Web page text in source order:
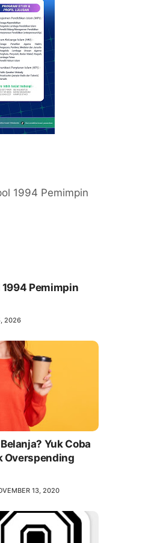
1994 Pemimpin
2026
Yuk Coba
Overspending
13, 2020